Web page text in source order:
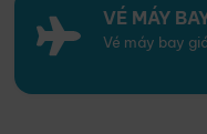
VÉ MÁY
Vé máy bay